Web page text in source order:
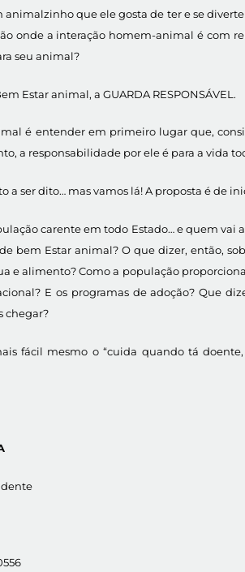
que ele gosta de ter e se
onde a interação homem-animal é com
seu animal?
Estar animal, a GUARDA RESPONSÁVEL.
é entender em primeiro lugar que,
a responsabilidade por ele é para a vida
ser dito… mas vamos lá! A proposta é de
carente em todo Estado… e quem vai
bem Estar animal? O que dizer, então,
alimento? Como a população
E os programas de adoção? Que
chegar?
fácil mesmo o “cuida quando tá